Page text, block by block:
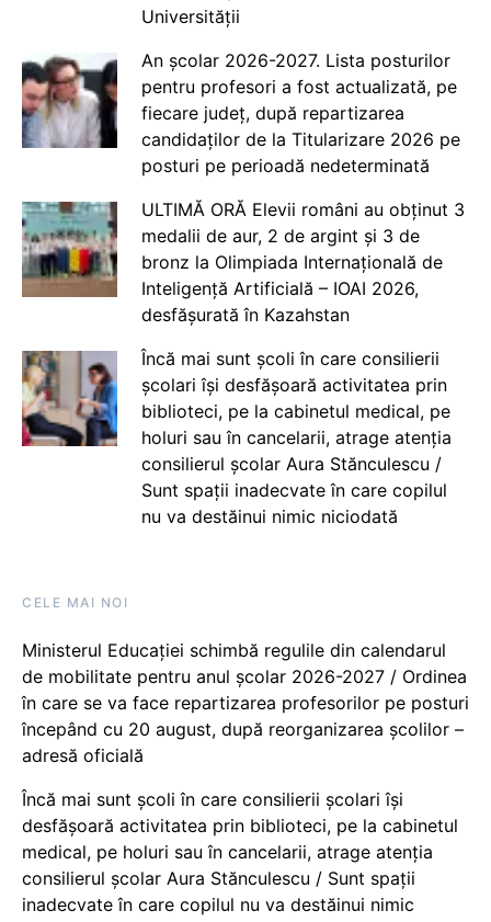
Universității
An școlar 2026-2027. Lista posturilor
pentru profesori a fost actualizată, pe
fiecare județ, după repartizarea
candidaților de la Titularizare 2026 pe
posturi pe perioadă nedeterminată
ULTIMĂ ORĂ Elevii români au obținut 3
medalii de aur, 2 de argint și 3 de
bronz la Olimpiada Internațională de
Inteligență Artificială – IOAI 2026,
desfășurată în Kazahstan
Încă mai sunt școli în care consilierii
școlari își desfășoară activitatea prin
biblioteci, pe la cabinetul medical, pe
holuri sau în cancelarii, atrage atenția
consilierul școlar Aura Stănculescu /
Sunt spații inadecvate în care copilul
nu va destăinui nimic niciodată
CELE MAI NOI
Ministerul Educației schimbă regulile din calendarul
de mobilitate pentru anul școlar 2026-2027 / Ordinea
în care se va face repartizarea profesorilor pe posturi
începând cu 20 august, după reorganizarea școlilor –
adresă oficială
Încă mai sunt școli în care consilierii școlari își
desfășoară activitatea prin biblioteci, pe la cabinetul
medical, pe holuri sau în cancelarii, atrage atenția
consilierul școlar Aura Stănculescu / Sunt spații
inadecvate în care copilul nu va destăinui nimic